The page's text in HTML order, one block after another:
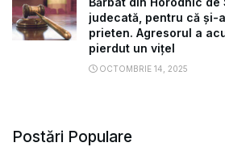
judecată, pentru că și-
prieten. Agresorul a
pierdut un vițel
OCTOMBRIE 14, 2025
Postări Populare